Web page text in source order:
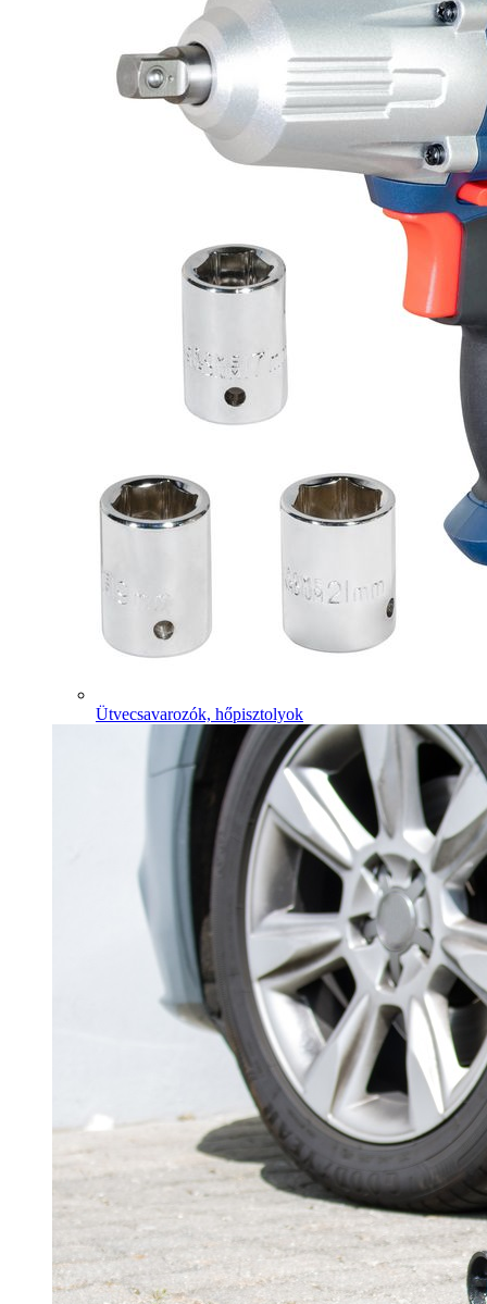
Ütvecsavarozók, hőpisztolyok